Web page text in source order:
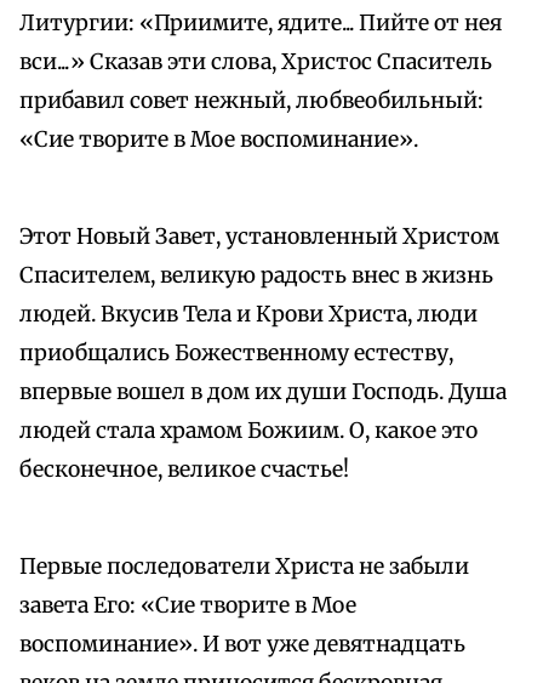
Литургии: «Приимите, ядите... Пийте от нея
вси...» Сказав эти слова, Христос Спаситель
прибавил совет нежный, любвеобильный:
«Сие творите в Мое воспоминание».
Этот Новый Завет, установленный Христом
Спасителем, великую радость внес в жизнь
людей. Вкусив Тела и Крови Христа, люди
приобщались Божественному естеству,
впервые вошел в дом их души Господь. Душа
людей стала храмом Божиим. О, какое это
бесконечное, великое счастье!
Первые последователи Христа не забыли
завета Его: «Сие творите в Мое
воспоминание». И вот уже девятнадцать